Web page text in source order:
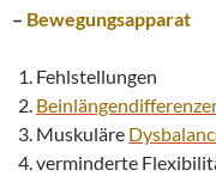
– Bewegungsapparat
Fehlstellungen
Muskuläre
verminderte